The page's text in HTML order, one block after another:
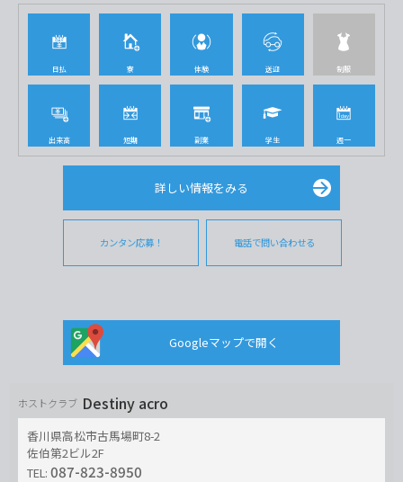
日払 寮 体験 送迎 制服
出来高 短期 副業 学生 週一
詳しい情報をみる
カンタン応募！ 電話で問い合わせる
Googleマップで開く
ホストクラブ Destiny acro
香川県高松市古馬場町8-2
佐伯第2ビル2F
TEL: 087-823-8950